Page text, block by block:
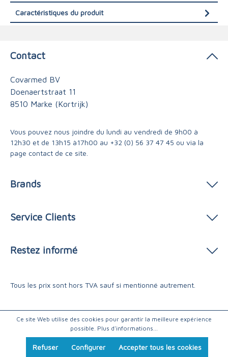
Caractéristiques du produit
Contact
Covarmed BV
Doenaertstraat 11
8510 Marke (Kortrijk)
Vous pouvez nous joindre du lundi au vendredi de 9h00 à
12h30 et de 13h15 à17h00 au +32 (0) 56 37 47 45 ou via la
page contact de ce site.
Brands
Service Clients
Restez informé
Tous les prix sont hors TVA sauf si mentionné autrement.
Ce site Web utilise des cookies pour garantir la meilleure expérience
possible. Plus d'informations...
Refuser Configurer Accepter tous les cookies